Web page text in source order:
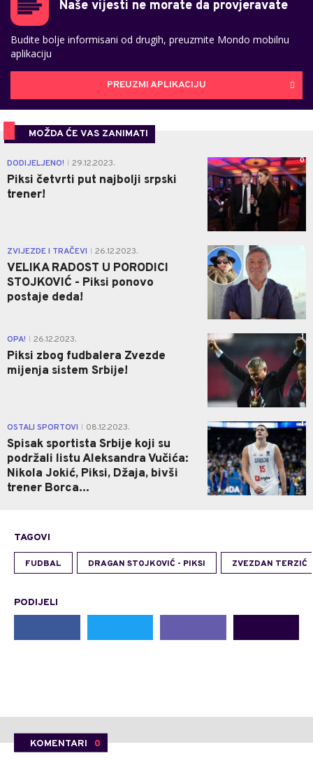
Naše vijesti ne morate da provjeravate
Budite bolje informisani od drugih, preuzmite Mondo mobilnu
aplikaciju
PREUZMI APLIKACIJU
MOŽDA ĆE VAS ZANIMATI
DODIJELJENO! 29.12.2023.
Piksi četvrti put najbolji srpski
trener!
0
ZVIJEZDE I TRAČEVI 26.12.2023.
VELIKA RADOST U PORODICI
STOJKOVIĆ - Piksi ponovo
postaje deda!
0
OPA! 26.12.2023.
Piksi zbog fudbalera Zvezde
mijenja sistem Srbije!
1
OSTALI SPORTOVI 08.12.2023.
Spisak sportista Srbije koji su
podržali listu Aleksandra Vučića:
Nikola Jokić, Piksi, Džaja, bivši
trener Borca...
1
TAGOVI
FUDBAL DRAGAN STOJKOVIĆ - PIKSI ZVEZDAN TERZIĆ
PODIJELI
KOMENTARI 0